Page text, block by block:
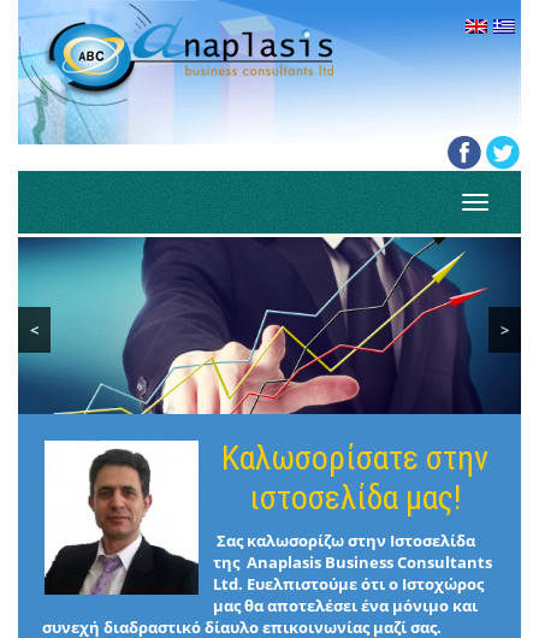
Toggle
< >
Καλωσορίσατε στην
ιστοσελίδα μας!
Σας καλωσορίζω στην Ιστοσελίδα
της Anaplasis Business Consultants
Ltd. Ευελπιστούμε ότι ο Ιστοχώρος
μας θα αποτελέσει ένα μόνιμο και
συνεχή διαδραστικό δίαυλο επικοινωνίας μαζί σας.